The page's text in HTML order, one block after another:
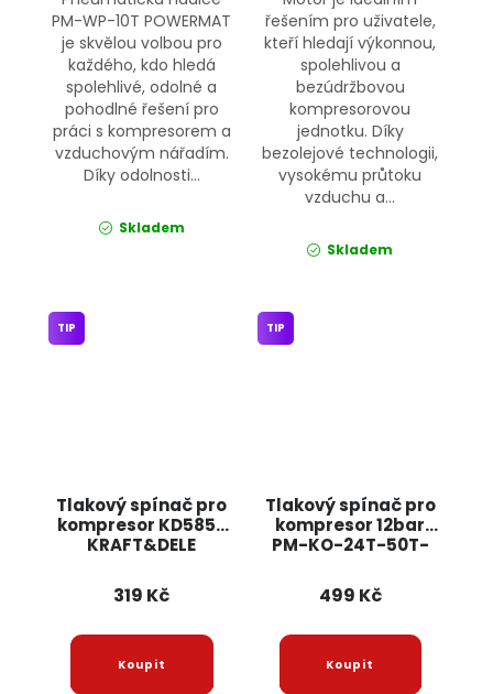
PM-WP-10T POWERMAT
je skvělou volbou pro
každého, kdo hledá
spolehlivé, odolné a
pohodlné řešení pro
práci s kompresorem a
vzduchovým nářadím.
Díky odolnosti...
Skladem
řešením pro uživatele,
kteří hledají výkonnou,
spolehlivou a
bezúdržbovou
kompresorovou
jednotku. Díky
bezolejové technologii,
vysokému průtoku
vzduchu a...
Skladem
Tlakový spínač pro
kompresor KD5852
KRAFT&DELE
TIP
319 Kč
Tlakový spínač pro
kompresor 12bar
PM-KO-24T-50T-
TIP
499 Kč